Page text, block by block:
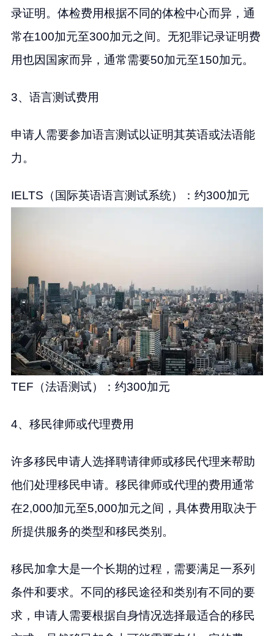
录证明。体检费用根据不同的体检中心而异，通
常在100加元至300加元之间。无犯罪记录证明费
用也因国家而异，通常需要50加元至150加元。
3、语言测试费用
申请人需要参加语言测试以证明其英语或法语能
力。
IELTS（国际英语语言测试系统）：约300加元
TEF（法语测试）：约300加元
4、移民律师或代理费用
许多移民申请人选择聘请律师或移民代理来帮助
他们处理移民申请。移民律师或代理的费用通常
在2,000加元至5,000加元之间，具体费用取决于
所提供服务的类型和移民类别。
移民加拿大是一个长期的过程，需要满足一系列
条件和要求。不同的移民途径和类别有不同的要
求，申请人需要根据自身情况选择最适合的移民